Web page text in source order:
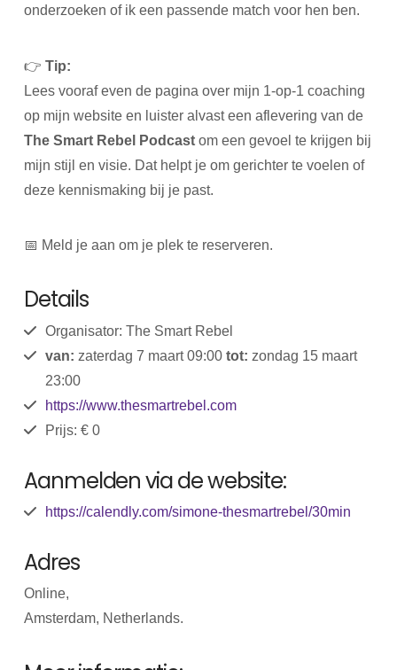
onderzoeken of ik een passende match voor hen ben.
👉 Tip:
Lees vooraf even de pagina over mijn 1-op-1 coaching
op mijn website en luister alvast een aflevering van de
The Smart Rebel Podcastom een gevoel te krijgen bij
mijn stijl en visie. Dat helpt je om gerichter te voelen of
deze kennismaking bij je past.
📅 Meld je aan om je plek te reserveren.
Details
Organisator: The Smart Rebel
van: zaterdag 7 maart 09:00 tot: zondag 15 maart
23:00
https://www.thesmartrebel.com
Prijs: € 0
Aanmelden via de website:
https://calendly.com/simone-thesmartrebel/30min
Adres
Online,
Amsterdam, Netherlands.